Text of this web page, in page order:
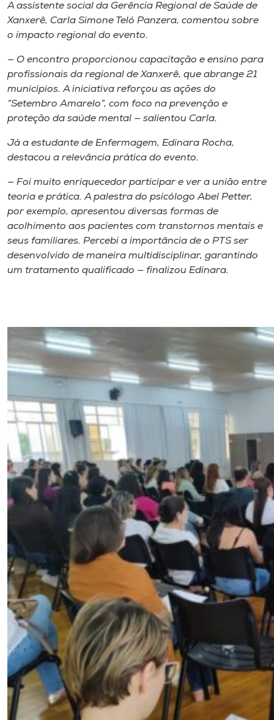
A assistente social da Gerência Regional de Saúde de
Xanxerê, Carla Simone Teló Panzera, comentou sobre
o impacto regional do evento.
— O encontro proporcionou capacitação e ensino para
profissionais da regional de Xanxerê, que abrange 21
municípios. A iniciativa reforçou as ações do
“Setembro Amarelo”, com foco na prevenção e
proteção da saúde mental — salientou Carla.
Já a estudante de Enfermagem, Edinara Rocha,
destacou a relevância prática do evento.
— Foi muito enriquecedor participar e ver a união entre
teoria e prática. A palestra do psicólogo Abel Petter,
por exemplo, apresentou diversas formas de
acolhimento aos pacientes com transtornos mentais e
seus familiares. Percebi a importância de o PTS ser
desenvolvido de maneira multidisciplinar, garantindo
um tratamento qualificado — finalizou Edinara.